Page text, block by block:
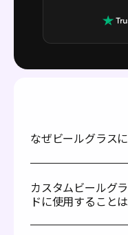
なぜビールグラス
て目を引くユニーク
す。カスタムビール
気を加え、ゲストに
カスタムビールグ
ドに使用すること